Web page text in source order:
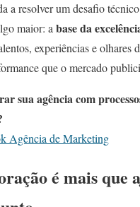
a resolver um desafio
maior: abase da
experiências e olhares
que o mercado
sua agência com
Agência de Marketing
é mais que